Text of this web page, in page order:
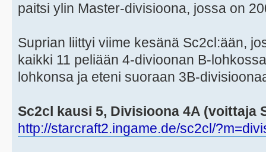
paitsi ylin Master-divisioona, jossa on
Suprian liittyi viime kesänä Sc2cl:ään,
kaikki 11 peliään 4-divioonan B-
lohkonsa ja eteni suoraan 3B-
Sc2cl kausi 5, Divisioona 4A (voittaja
http://starcraft2.ingame.de/sc2cl/